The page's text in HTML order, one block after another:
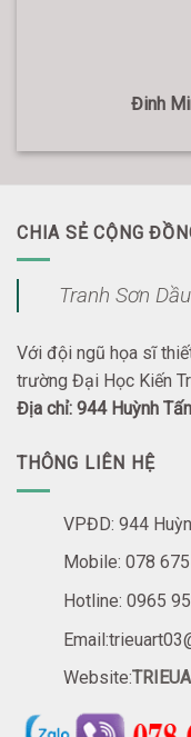
Đinh
CHIA SẺ CỘNG
Tranh Sơn
Với đội ngũ họa sĩ
trường Đại Học Kiến
Địa chỉ: 944 Huỳnh
THÔNG LIÊN HỆ
VPĐD: 944
Mobile: 078
Hotline: 0965
Website: